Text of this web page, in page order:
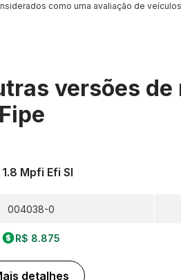
como uma avaliação de
versões de
1.8 Mpfi Efi Sl
004038-0
R$ 8.875
detalhes